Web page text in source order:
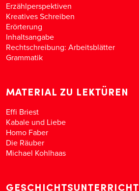
Erzählperspektiven
Kreatives Schreiben
Erörterung
Inhaltsangabe
Rechtschreibung: Arbeitsblätter
Grammatik
MATERIAL ZU LEKTÜREN
Effi Briest
Kabale und Liebe
Homo Faber
Die Räuber
Michael Kohlhaas
GESCHICHTSUNTERRICHT